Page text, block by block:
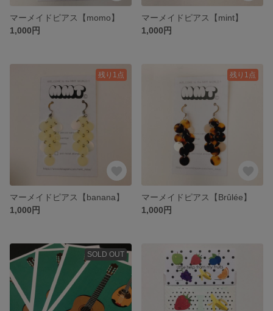
マーメイドピアス【momo】
1,000円
マーメイドピアス【mint】
1,000円
残り1点
マーメイドピアス【banana】
1,000円
残り1点
マーメイドピアス【Brûlée】
1,000円
SOLD OUT